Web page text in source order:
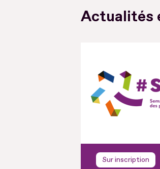
Actualités
Sur inscription